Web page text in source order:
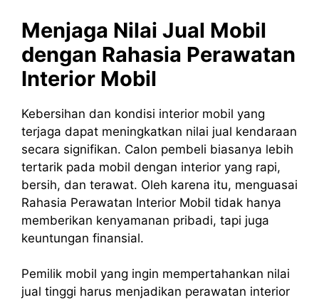
Menjaga Nilai Jual Mobil
dengan Rahasia Perawatan
Interior Mobil
Kebersihan dan kondisi interior mobil yang
terjaga dapat meningkatkan nilai jual kendaraan
secara signifikan. Calon pembeli biasanya lebih
tertarik pada mobil dengan interior yang rapi,
bersih, dan terawat. Oleh karena itu, menguasai
Rahasia Perawatan Interior Mobil tidak hanya
memberikan kenyamanan pribadi, tapi juga
keuntungan finansial.
Pemilik mobil yang ingin mempertahankan nilai
jual tinggi harus menjadikan perawatan interior